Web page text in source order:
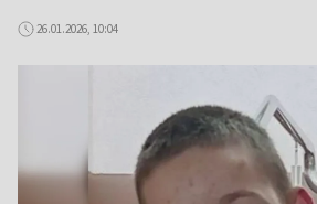
26.01.2026, 10:04